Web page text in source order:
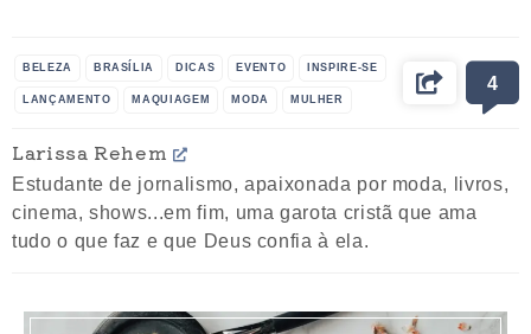
BELEZA BRASÍLIA DICAS EVENTO INSPIRE-SE
LANÇAMENTO MAQUIAGEM MODA MULHER
4
Larissa Rehem
Estudante de jornalismo, apaixonada por moda, livros,
cinema, shows...em fim, uma garota cristã que ama
tudo o que faz e que Deus confia à ela.